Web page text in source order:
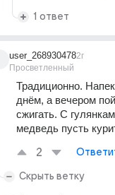
1 ответ
user_268930478
Просветленный
2г
Традиционно.
днём, а вечером
сжигать. С
медведь пусть
2
Скрыть ветку